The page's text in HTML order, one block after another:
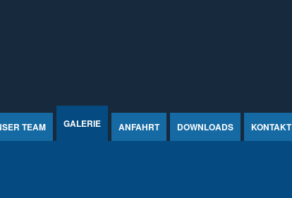
TEAM GALERIE ANFAHRT DOWNLOADS KONTAKT